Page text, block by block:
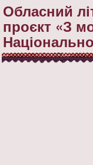
Обласний
проєкт «З